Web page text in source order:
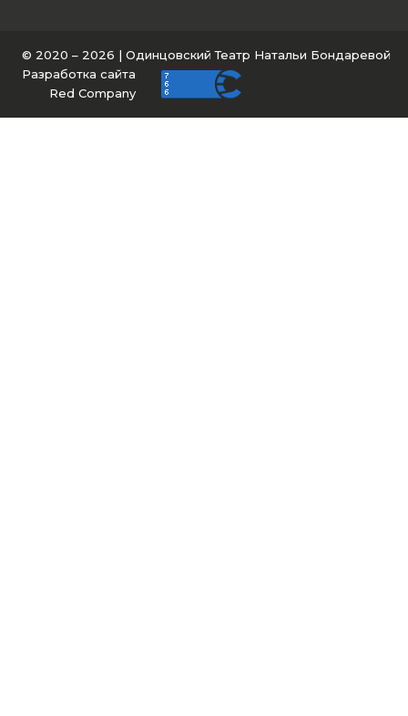
© 2020 – 2026 | Одинцовский Театр Натальи Бондаревой
Разработка сайта
Red Company